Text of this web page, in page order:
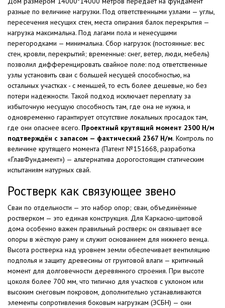
разные по величине нагрузки. Под ответственными узлами — углы,
пересечения несущих стен, места опирания балок перекрытия —
нагрузка максимальна. Под лагами пола и ненесущими
перегородками — минимальна. Сбор нагрузок (постоянные: вес
стен, кровли, перекрытий; временные: снег, ветер, люди, мебель)
позволил дифференцировать свайное поле: под ответственные
узлы установить сваи с большей несущей способностью, на
остальных участках - с меньшей, то есть более дешевые, но без
потери надежности. Такой подход исключает переплату за
избыточную несущую способность там, где она не нужна, и
одновременно гарантирует отсутствие локальных просадок там,
где они опаснее всего. Проектный крутящий момент 2300 Н/м
подтверждён с запасом — фактический 2367 Н/м. Контроль по
величине крутящего момента (Патент №151668, разработка
«ГлавФундамент») — альтернатива дорогостоящим статическим
испытаниям натурных свай.
Ростверк как связующее звено
Сваи по отдельности — это набор опор; сваи, объединённые
ростверком — это единая конструкция. Для Каркасно-щитовой
дома особенно важен правильный ростверк: он связывает все
опоры в жёсткую раму и служит основанием для нижнего венца.
Высота ростверка над уровнем земли обеспечивает вентиляцию
подполья и защиту древесины от грунтовой влаги — критичный
момент для долговечности деревянного строения. При высоте
цоколя более 700 мм, что типично для участков с уклоном или
высоким снеговым покровом, дополнительно устанавливаются
элементы сопротивления боковым нагрузкам (ЭСБН) — они